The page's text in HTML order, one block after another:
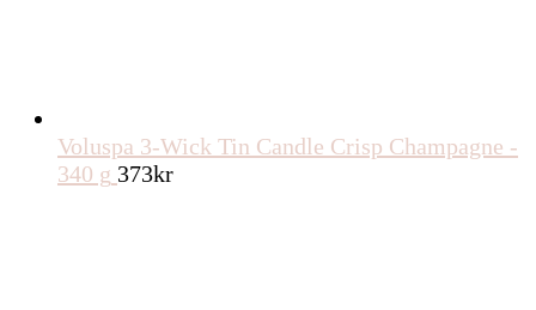
Voluspa 3-Wick Tin Candle Crisp Champagne -
340 g 373kr